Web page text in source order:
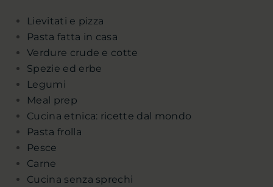
Lievitati e pizza
Pasta fatta in casa
Verdure crude e cotte
Spezie ed erbe
Legumi
Meal prep
Cucina etnica: ricette dal mondo
Pasta frolla
Pesce
Carne
Cucina senza sprechi